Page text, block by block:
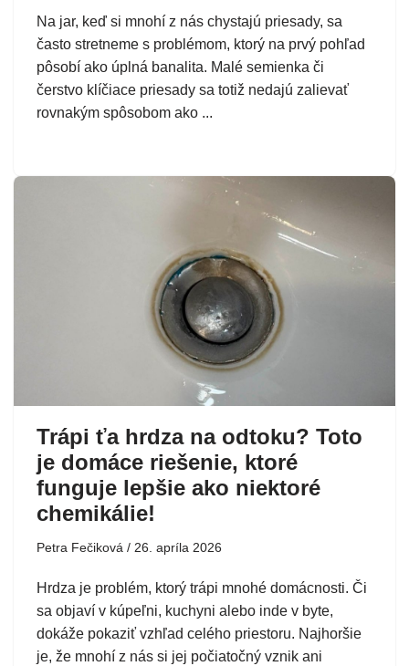
Na jar, keď si mnohí z nás chystajú priesady, sa
často stretneme s problémom, ktorý na prvý pohľad
pôsobí ako úplná banalita. Malé semienka či
čerstvo klíčiace priesady sa totiž nedajú zalievať
rovnakým spôsobom ako ...
Trápi ťa hrdza na odtoku? Toto
je domáce riešenie, ktoré
funguje lepšie ako niektoré
chemikálie!
Petra Fečiková 26. apríla 2026
Hrdza je problém, ktorý trápi mnohé domácnosti. Či
sa objaví v kúpeľni, kuchyni alebo inde v byte,
dokáže pokaziť vzhľad celého priestoru. Najhoršie
je, že mnohí z nás si jej počiatočný vznik ani